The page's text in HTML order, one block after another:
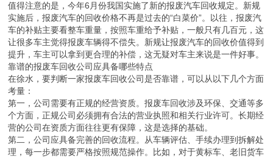
值得注意的是，今年6月份我国实施了新的报废汽车回收规定。新规
实施后，报废汽车的回收价格不再是过去的“白菜价”。以往，报废汽
车的补贴主要看整车重量，按照车重给予补贴，一般只有几百元，这
让很多车主觉得报废车辆得不偿失。新规让报废汽车的回收价值得到
提升，车主可以拿到更合理的补偿，这无疑对车主来说是一件好事。
靠谱的报废车回收公司应具备哪些特点
在徐水，要判断一家报废车回收公司是否靠谱，可以从以下几个方面
考量：
第一，公司需要有正规的经营资质。报废车回收涉及环保、交通等多
个方面，正规公司必须拥有合法的营业执照和相关行业许可。长期经
营的公司在资质方面往往更有保障，这是选择的基础。
第二，公司应具备完善的回收流程。从车辆评估、手续办理到拆解处
理，每一步都需要严格按照规范操作。比如，对于黄标车、老旧货车